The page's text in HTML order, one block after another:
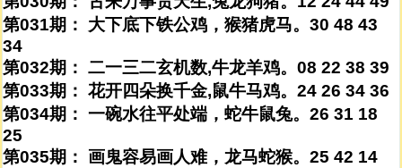
第031期： 大下底下铁公鸡，猴猪虎马。30 48 43
34
第032期： 二一三二玄机数,牛龙羊鸡。08 22 38 39
第033期： 花开四朵换千金,鼠牛马鸡。24 26 34 36
第034期： 一碗水往平处端，蛇牛鼠兔。26 31 18
25
第035期： 画鬼容易画人难，龙马蛇猴。25 42 14